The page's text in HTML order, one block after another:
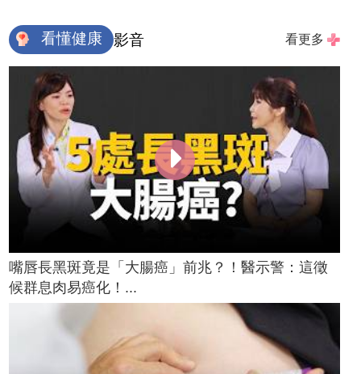
看懂健康 影音 看更多
嘴唇長黑斑竟是「大腸癌」前兆？！醫示警：這徵
候群息肉易癌化！...